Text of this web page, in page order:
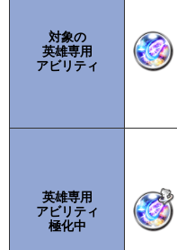
対象の
英雄専用
アビリティ
英雄専用
アビリティ
極化中